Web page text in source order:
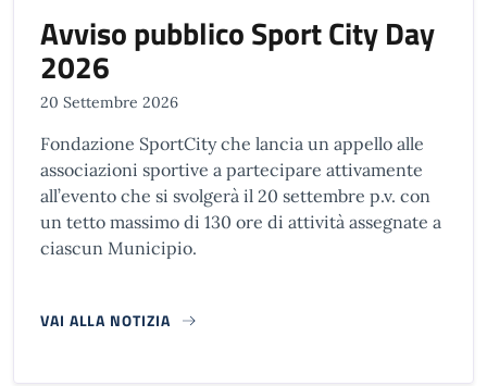
Avviso pubblico Sport City Day
2026
20 Settembre 2026
Fondazione SportCity che lancia un appello alle
associazioni sportive a partecipare attivamente
all’evento che si svolgerà il 20 settembre p.v. con
un tetto massimo di 130 ore di attività assegnate a
ciascun Municipio.
VAI ALLA NOTIZIA